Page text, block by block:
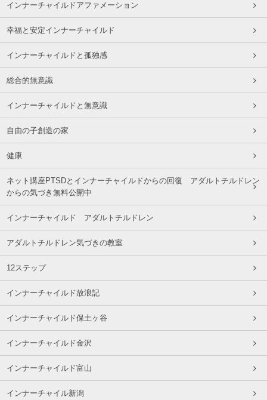
インナーチャイルドアファメーション
幸福と安定インナーチャイルド
インナーチャイルドと孤独感
総合的無意識
インナーチャイルドと無意識
自由の子創造の家
健康
ネット講座PTSDとインナーチャイルドからの回復 アダルトチルドレン
からの気づき無料公開中
インナーチャイルド アダルトチルドレン
アダルトチルドレン気づきの教室
12ステップ
インナーチャイルド放浪記
インナーチャイルド保土ヶ谷
インナーチャイルド金沢
インナーチャイルド富山
インナーチャイル新潟